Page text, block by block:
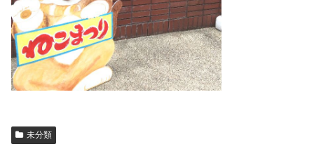
未分類